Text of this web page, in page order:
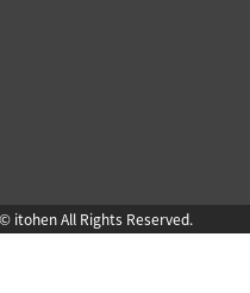
All Rights Reserved.